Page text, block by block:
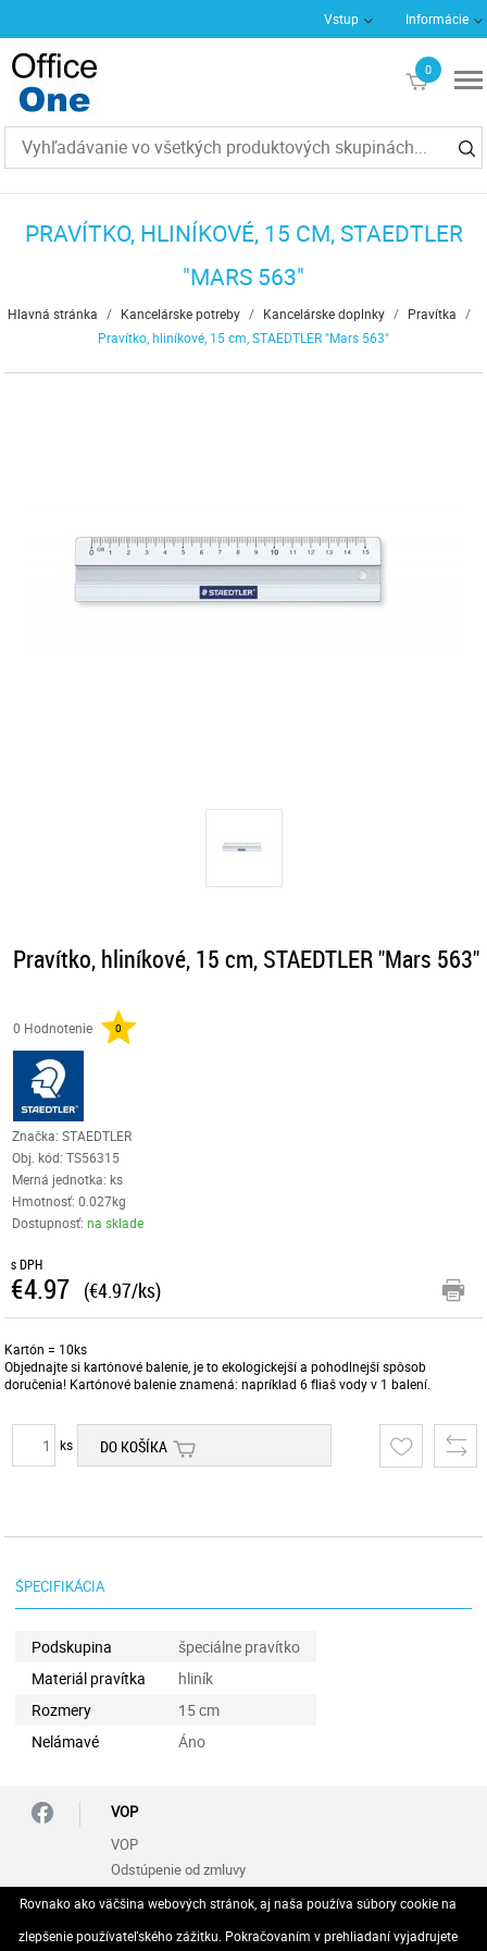
Vstup Informácie
0
€0
PRAVÍTKO, HLINÍKOVÉ, 15 CM, STAEDTLER
"MARS 563"
Hlavná stránka / Kancelárske potreby / Kancelárske doplnky / Pravítka /
Pravítko, hliníkové, 15 cm, STAEDTLER "Mars 563"
Pravítko, hliníkové, 15 cm, STAEDTLER "Mars 563"
0 Hodnotenie 0
Značka: STAEDTLER
Obj. kód:TS56315
Merná jednotka: ks
Hmotnosť: 0.027kg
Dostupnosť:na sklade
s DPH
€4.97 (€4.97/ks)
Kartón = 10ks
Objednajte si kartónové balenie, je to ekologickejší a pohodlnejší spôsob
doručenia! Kartónové balenie znamená: napríklad 6 fliaš vody v 1 balení.
ks DO KOŠÍKA
ŠPECIFIKÁCIA
Podskupina
špeciálne pravítko
Materiál pravítka
hliník
Rozmery
15 cm
Nelámavé
Áno
VOP
VOP
Odstúpenie od zmluvy
Rovnako ako väčšina webových stránok, aj naša používa súbory cookie na
zlepšenie používateľského zážitku. Pokračovaním v prehliadaní vyjadrujete